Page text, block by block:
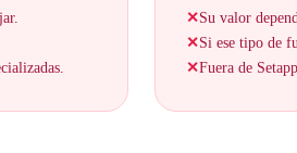
✕Su valor
✕Si ese tipo de
✕Fuera de